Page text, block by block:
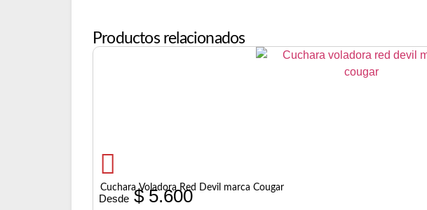
Productos relacionados
Cuchara Voladora Red Devil marca Cougar
Desde $5.600